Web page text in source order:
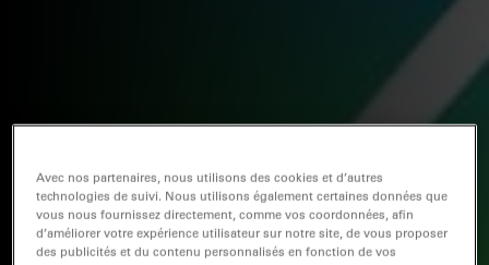
Avec nos partenaires, nous utilisons des cookies et d’autres
technologies de suivi. Nous utilisons également certaines données que
vous nous fournissez directement, comme vos coordonnées, afin
d’améliorer votre expérience utilisateur sur notre site, de vous proposer
des publicités et du contenu personnalisés en fonction de vos